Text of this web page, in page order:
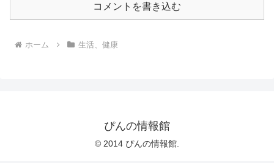
コメントを書き込む
ホーム 生活、健康
ぴんの情報館
© 2014 ぴんの情報館.